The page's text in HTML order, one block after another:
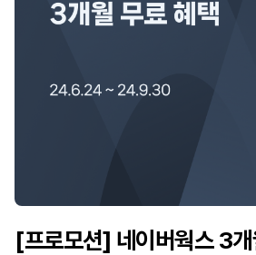
[프로모션] 네이버웍스 3